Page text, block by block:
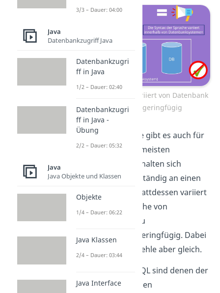
Die Syntax von SQL variiert von Datenbank
zu Datenbank geringfügig
Wie für jede Sprache gibt es auch für
SQL Standards. Die meisten
Datenbanksysteme halten sich
allerdings nicht vollständig an einen
dieser Standards. Stattdessen variiert
die Syntax der Sprache von
Datenbanksystem zu
Datenbanksystem geringfügig. Dabei
bleiben die Basisbefehle aber gleich.
Die Datentypen in SQL sind denen der
Programmiersprachen
3/3 – Dauer: 04:00
Java
Datenbankzugriff Java
Datenbankzugri
ff in Java
1/2 – Dauer: 02:40
Datenbankzugri
ff in Java -
Übung
2/2 – Dauer: 05:32
Java
Java Objekte und Klassen
Objekte
1/4 – Dauer: 06:22
Java Klassen
2/4 – Dauer: 03:44
Java Interface